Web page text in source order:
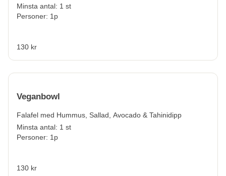
Minsta antal: 1 st
Personer: 1p
130 kr
Veganbowl
Falafel med Hummus, Sallad, Avocado & Tahinidipp
Minsta antal: 1 st
Personer: 1p
130 kr